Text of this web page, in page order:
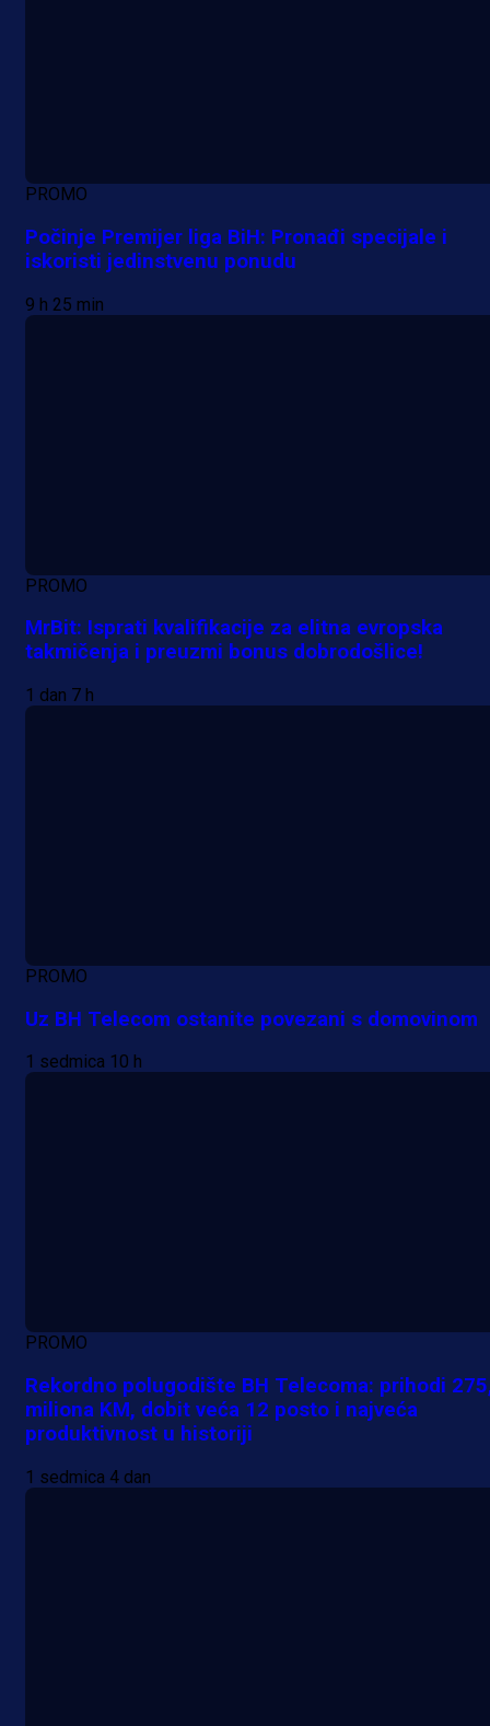
PROMO
Počinje Premijer liga BiH: Pronađi specijale i
iskoristi jedinstvenu ponudu
9 h 25 min
PROMO
MrBit: Isprati kvalifikacije za elitna evropska
takmičenja i preuzmi bonus dobrodošlice!
1 dan 7 h
PROMO
Uz BH Telecom ostanite povezani s domovinom
1 sedmica 10 h
PROMO
Rekordno polugodište BH Telecoma: prihodi
miliona KM, dobit veća 12 posto i najveća
produktivnost u historiji
1 sedmica 4 dan